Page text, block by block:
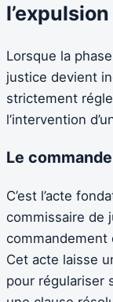
l’expulsion
Lorsque la
justice devient
strictement
l’intervention
Le
C’est l’acte
commissaire de
commandement
Cet acte laisse
pour régulariser